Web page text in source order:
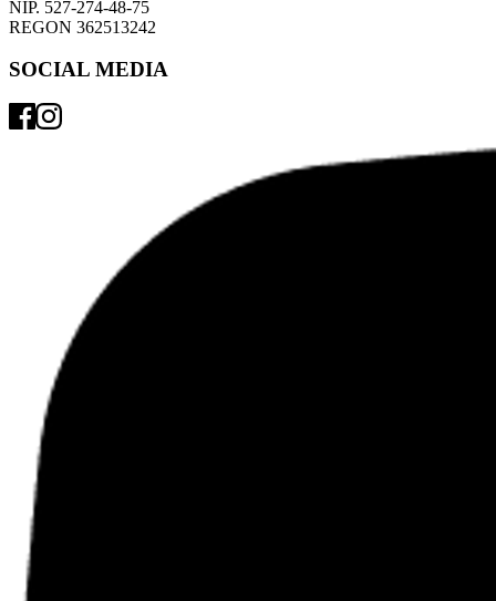
NIP. 527-274-48-75
REGON 362513242
SOCIAL MEDIA